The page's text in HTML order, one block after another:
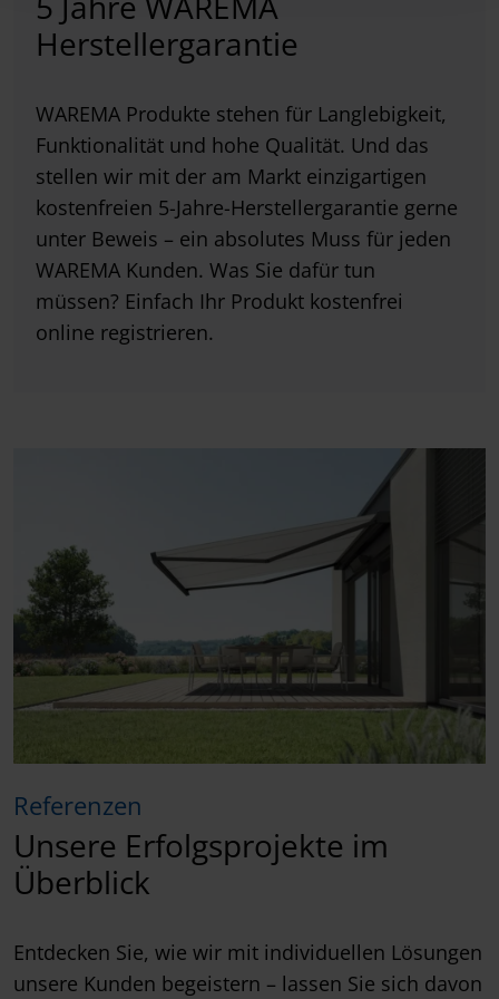
Herstellergarantie
WAREMA Produkte stehen für Langlebigkeit,
Funktionalität und hohe Qualität. Und das
stellen wir mit der am Markt einzigartigen
kostenfreien 5-Jahre-Herstellergarantie gerne
unter Beweis – ein absolutes Muss für jeden
WAREMA Kunden. Was Sie dafür tun
müssen? Einfach Ihr Produkt kostenfrei
online registrieren.
Referenzen
Unsere Erfolgsprojekte im
Überblick
Entdecken Sie, wie wir mit individuellen Lösungen
unsere Kunden begeistern – lassen Sie sich davon